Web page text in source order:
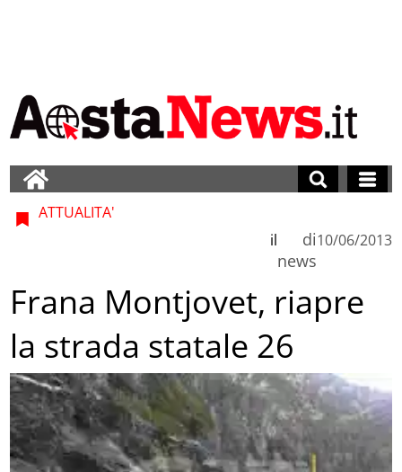
ATTUALITA'
di
news
il 10/06/2013
Frana Montjovet, riapre
la strada statale 26